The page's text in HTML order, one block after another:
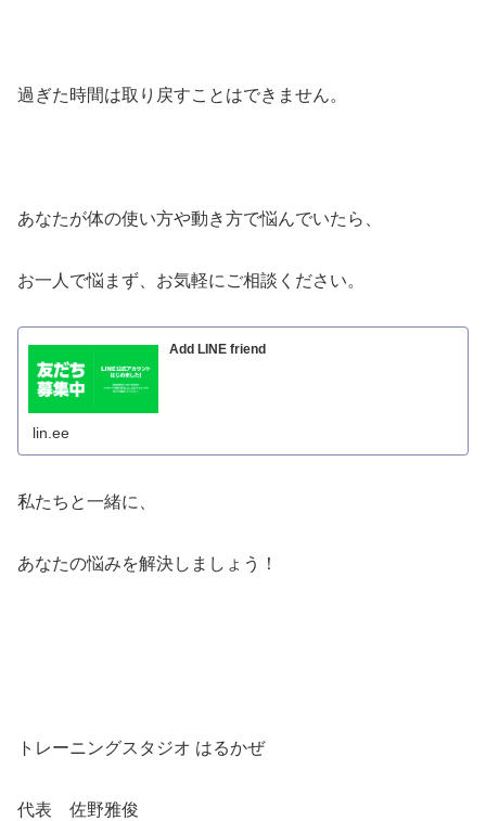
過ぎた時間は取り戻すことはできません。
あなたが体の使い方や動き方で悩んでいたら、
お一人で悩まず、お気軽にご相談ください。
Add LINE friend
lin.ee
私たちと一緒に、
あなたの悩みを解決しましょう！
トレーニングスタジオ はるかぜ
代表 佐野雅俊